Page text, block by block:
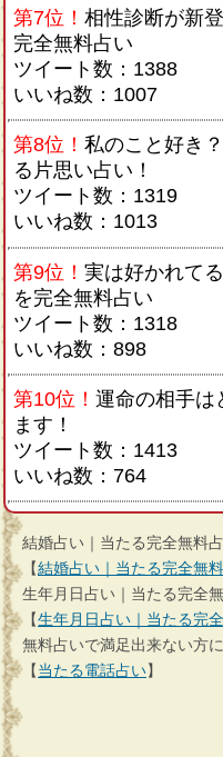
第7位！ 相性診断が新
完全無料占い
ツイート数：1388
いいね数：1007
第8位！ 私のこと好き
る片思い占い！
ツイート数：1319
いいね数：1013
第9位！ 実は好かれて
を完全無料占い
ツイート数：1318
いいね数：898
第10位！ 運命の相手は
ます！
ツイート数：1413
いいね数：764
結婚占い｜当たる完全無料
【結婚占い｜当たる完全無
生年月日占い｜当たる完全
【生年月日占い｜当たる完
無料占いで満足出来ない方
【当たる電話占い】